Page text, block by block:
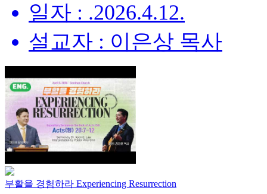
일자 : .2026.4.12.
설교자 : 이은상 목사
부활을 경험하라 Experiencing Resurrection